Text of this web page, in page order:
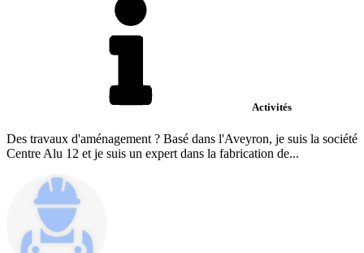
Activités
Des travaux d'aménagement ? Basé dans l'Aveyron, je suis la société
Centre Alu 12 et je suis un expert dans la fabrication de...